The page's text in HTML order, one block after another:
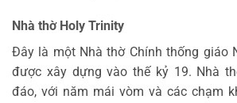
Nhà thờ Holy Trinity
Đây là một Nhà thờ Chính thống giáo
được xây dựng vào thế kỷ 19. Nhà
đáo, với năm mái vòm và các chạm